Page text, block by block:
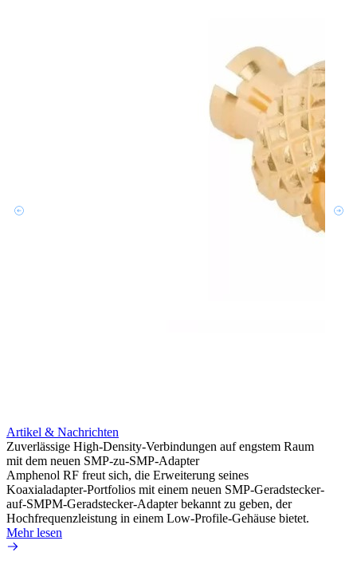
Artikel & Nachrichten
Zuverlässige High-Density-Verbindungen auf engstem Raum
mit dem neuen SMP-zu-SMP-Adapter
Amphenol RF freut sich, die Erweiterung seines
Koaxialadapter-Portfolios mit einem neuen SMP-Geradstecker-
auf-SMPM-Geradstecker-Adapter bekannt zu geben, der
Hochfrequenzleistung in einem Low-Profile-Gehäuse bietet.
Mehr lesen